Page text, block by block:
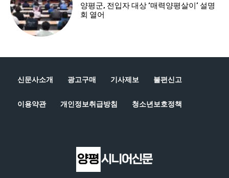
신문사소개 광고구매 기사제보 불편신고
이용약관 개인정보취급방침 청소년보호정책